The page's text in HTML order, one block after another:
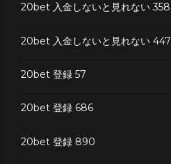
20bet 入金しないと見れない 358
20bet 入金しないと見れない 447
20bet 登録 57
20bet 登録 686
20bet 登録 890